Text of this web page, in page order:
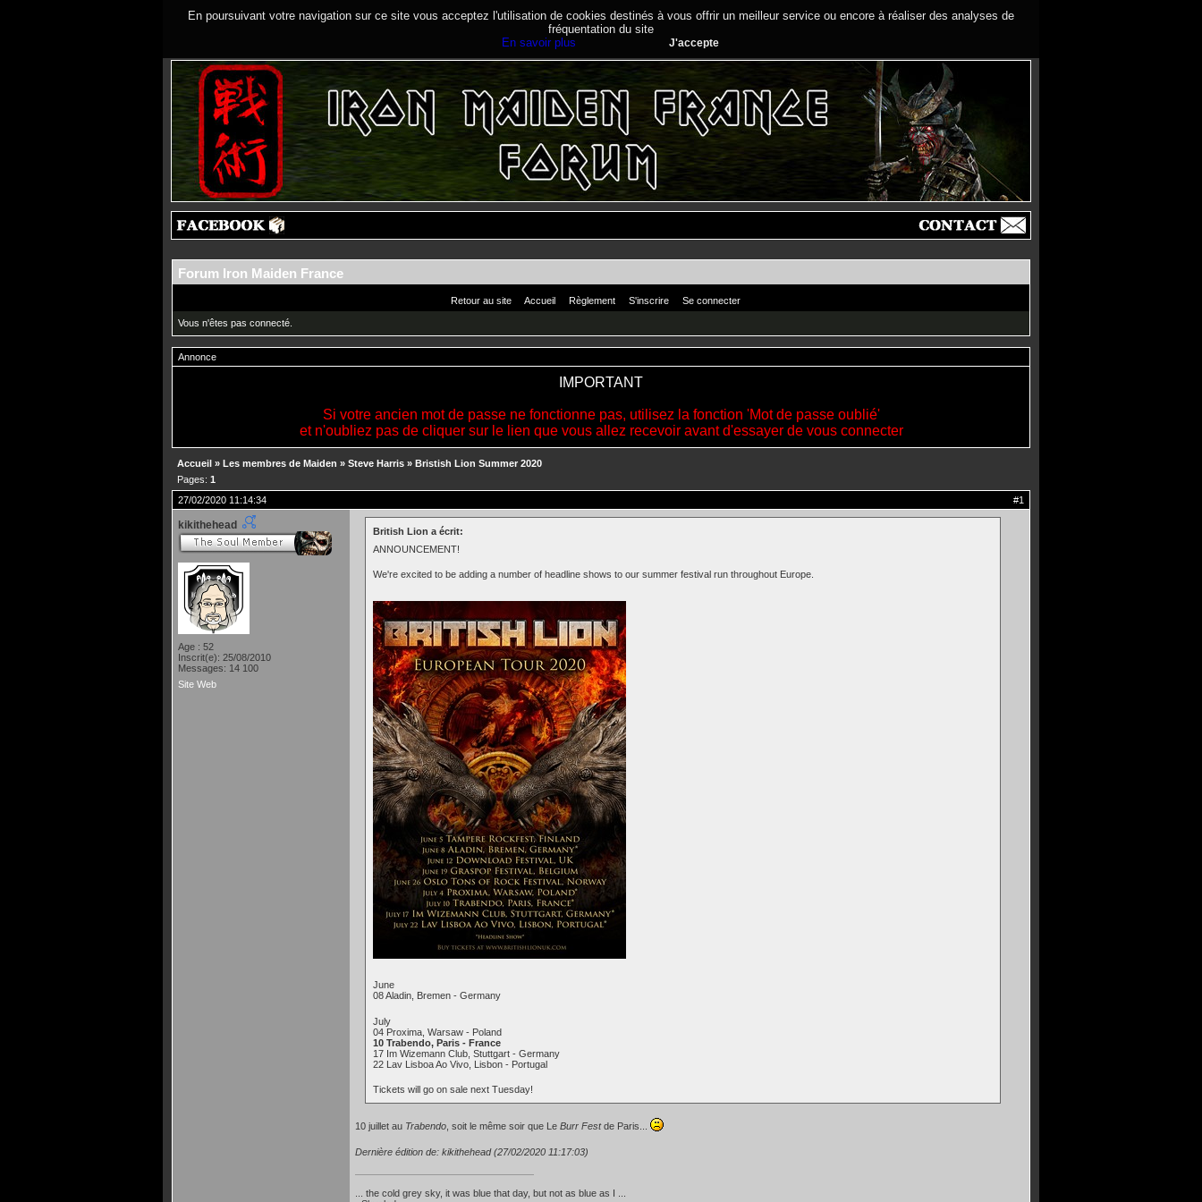
En poursuivant votre navigation sur ce site vous acceptez l'utilisation de cookies destinés à vous offrir un meilleur service ou encore à réaliser des analyses de
fréquentation du site
En savoir plus
J'accepte
Forum Iron Maiden France
Retour au site Accueil Règlement S'inscrire Se connecter
Vous n'êtes pas connecté.
Annonce
IMPORTANT
Si votre ancien mot de passe ne fonctionne pas, utilisez la fonction 'Mot de passe oublié'
et n'oubliez pas de cliquer sur le lien que vous allez recevoir avant d'essayer de vous connecter
Accueil » Les membres de Maiden » Steve Harris » Bristish Lion Summer 2020
Pages: 1
#1
27/02/2020 11:14:34
kikithehead
Age : 52
Inscrit(e): 25/08/2010
Messages: 14 100
Site Web
British Lion a écrit:
ANNOUNCEMENT!
We're excited to be adding a number of headline shows to our summer festival run throughout Europe.
June
08 Aladin, Bremen - Germany
July
04 Proxima, Warsaw - Poland
10 Trabendo, Paris - France
17 Im Wizemann Club, Stuttgart - Germany
22 Lav Lisboa Ao Vivo, Lisbon - Portugal
Tickets will go on sale next Tuesday!
10 juillet au Trabendo , soit le même soir que Le Burr Festde Paris...
Dernière édition de: kikithehead (27/02/2020 11:17:03)
... the cold grey sky, it was blue that day, but not as blue as I ...